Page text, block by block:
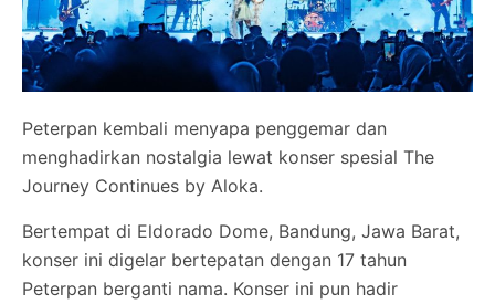
Peterpan kembali menyapa penggemar dan
menghadirkan nostalgia lewat konser spesial The
Journey Continues by Aloka.
Bertempat di Eldorado Dome, Bandung, Jawa Barat,
konser ini digelar bertepatan dengan 17 tahun
Peterpan berganti nama. Konser ini pun hadir